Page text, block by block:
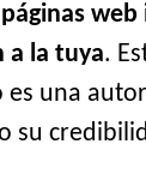
páginas
a la tuya.
es una
su